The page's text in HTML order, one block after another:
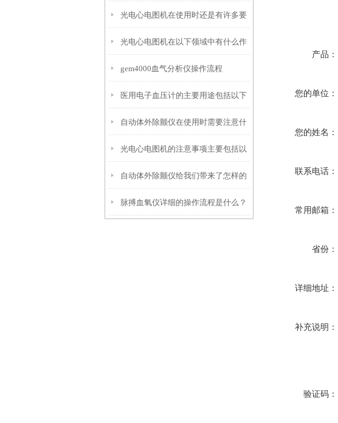
光电心电图机在使用时还是有许多要
领的
光电心电图机在以下领域中有什么作
用？
gem4000血气分析仪操作流程
医用电子血压计的主要用途包括以下
几个方面
自动体外除颤仪在使用时需要注意什
么事项？
光电心电图机的注意事项主要包括以
下几个方面
自动体外除颤仪给我们带来了怎样的
特点呢？
脉搏血氧仪详细的操作流程是什么？
产品：
您的单位：
您的姓名：
联系电话：
常用邮箱：
省份：
详细地址：
补充说明：
验证码：